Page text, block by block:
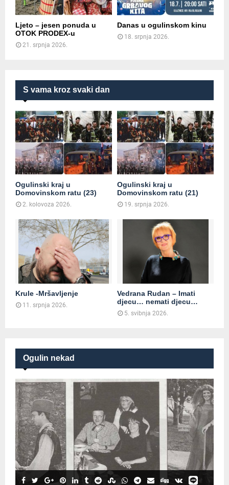
S vama kroz svaki dan
Ogulinski kraj u
Domovinskom ratu (23)
2. kolovoza 2026.
Ogulinski kraj u
Domovinskom ratu (21)
19. srpnja 2026.
Krule -Mršavljenje
11. srpnja 2026.
Vedrana Rudan – Imati
djecu… nemati djecu…
5. svibnja 2026.
Ogulin nekad
Ljeto – jesen ponuda u
OTOK PRODEX-u
21. srpnja 2026.
Danas u ogulinskom kinu
18. srpnja 2026.